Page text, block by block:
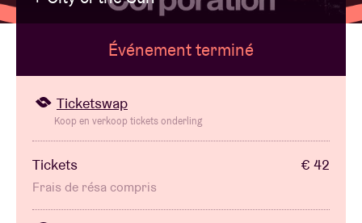
Location de salles
BRDCST
Chèque-concert
Événement terminé
Ticketswap
Koop en verkoop tickets onderling
Tickets € 42
Frais de résa compris